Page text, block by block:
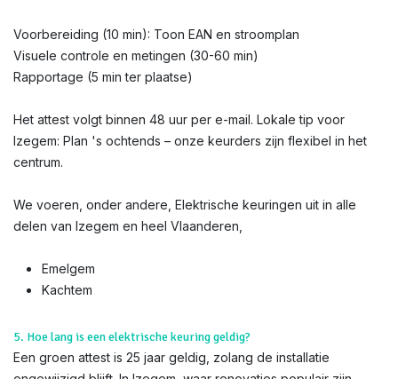
Voorbereiding (10 min): Toon EAN en stroomplan
Visuele controle en metingen (30-60 min)
Rapportage (5 min ter plaatse)
Het attest volgt binnen 48 uur per e-mail. Lokale tip voor
Izegem: Plan 's ochtends – onze keurders zijn flexibel in het
centrum.
We voeren, onder andere, Elektrische keuringen uit in alle
delen van Izegem en heel Vlaanderen,
Emelgem
Kachtem
5. Hoe lang is een elektrische keuring geldig?
Een groen attest is 25 jaar geldig, zolang de installatie